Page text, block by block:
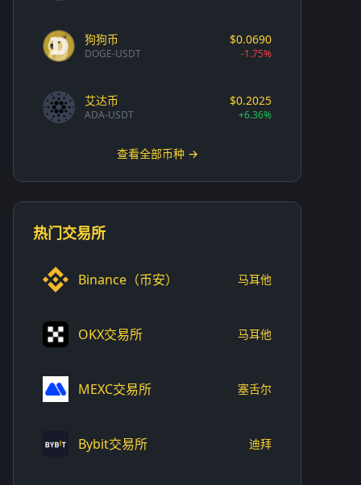
狗狗币
DOGE-USDT
$0.0690
-1.75%
艾达币
ADA-USDT
$0.2025
+6.36%
查看全部币种 →
热门交易所
Binance（币安） 马耳他
OKX交易所 马耳他
MEXC交易所 塞舌尔
Bybit交易所 迪拜